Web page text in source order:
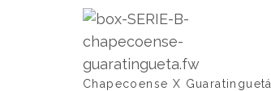
Chapecoense X Guaratinguetá